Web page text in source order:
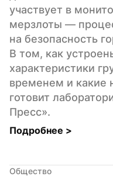
участвует в
мерзлоты —
на безопасность
В том, как
характеристики
временем и какие
готовит
Пресс».
Подробнее >
Общество